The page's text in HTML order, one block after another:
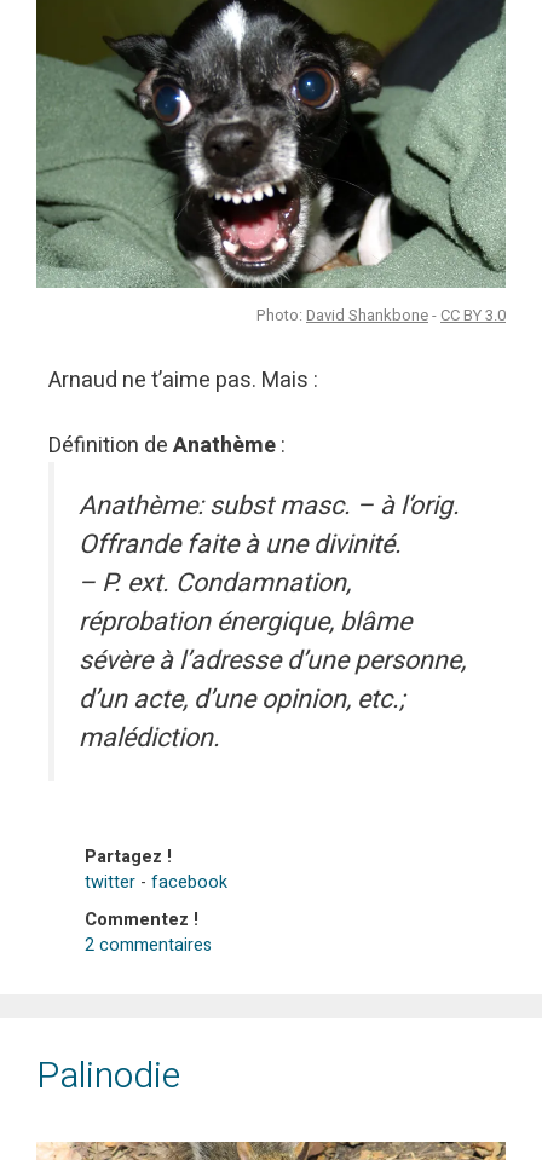
Photo: David Shankbone- CC BY 3.0
Arnaud ne t’aime pas. Mais :
Définition deAnathème:
Anathème: subst masc. – à l’orig.
Offrande faite à une divinité.
– P. ext. Condamnation,
réprobation énergique, blâme
sévère à l’adresse d’une personne,
d’un acte, d’une opinion, etc.;
malédiction.
Partagez !
twitter - facebook
Commentez !
2 commentaires
Palinodie